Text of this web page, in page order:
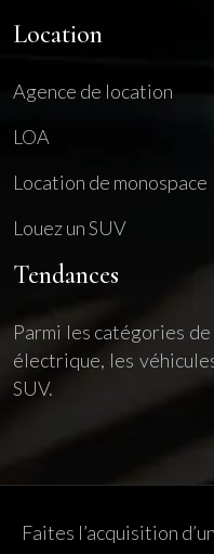
Location
Agence de location
LOA
Location de monospace
Louez un SUV
Tendances
Parmi les catégories
électrique, les
SUV.
Faites l’acquisition